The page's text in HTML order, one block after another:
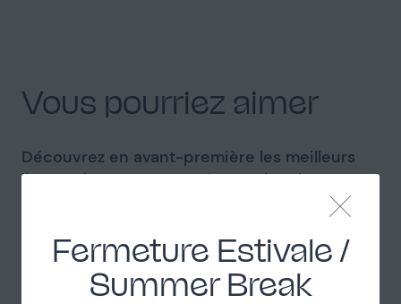
Vous pourriez aimer
Découvrez en avant-première les meilleurs
lieux qui seront proposés par The Place to
Ancienne bergerie rénovée en
Fermeture Estivale /
Summer Break